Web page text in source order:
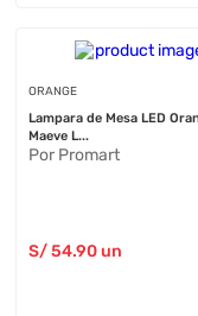
ORANGE
Lampara de Mesa LED
Maeve L...
Por Promart
S/54.90 un